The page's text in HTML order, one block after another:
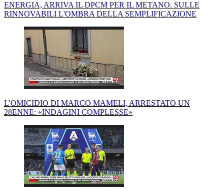
ENERGIA, ARRIVA IL DPCM PER IL METANO. SULLE
RINNOVABILI L'OMBRA DELLA SEMPLIFICAZIONE
L'OMICIDIO DI MARCO MAMELI, ARRESTATO UN
28ENNE: «INDAGINI COMPLESSE»